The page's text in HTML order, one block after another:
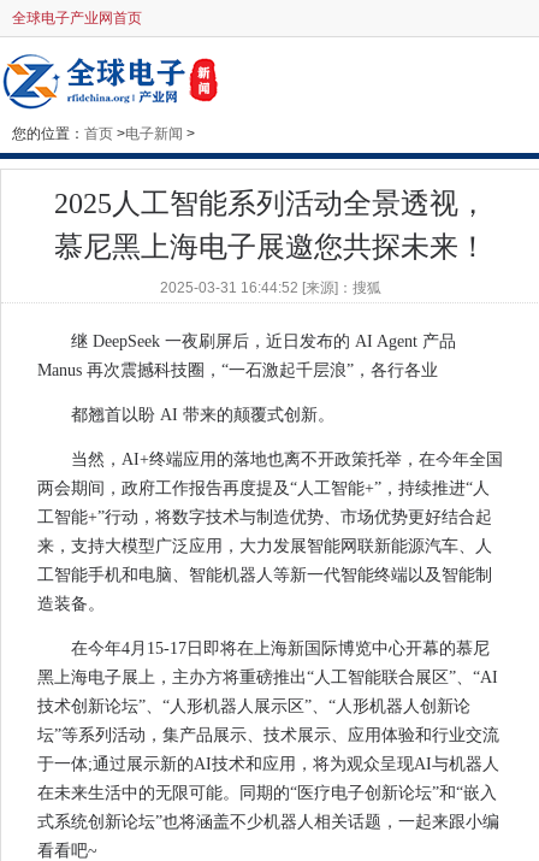
全球电子产业网首页
您的位置： 首页 >电子新闻 >
​2025人工智能系列活动全景透视，
慕尼黑上海电子展邀您共探未来！
2025-03-31 16:44:52 [来源]：搜狐
继 DeepSeek 一夜刷屏后，近日发布的 AI Agent 产品
Manus 再次震撼科技圈，“一石激起千层浪”，各行各业
都翘首以盼 AI 带来的颠覆式创新。
当然，AI+终端应用的落地也离不开政策托举，在今年全国
两会期间，政府工作报告再度提及“人工智能+”，持续推进“人
工智能+”行动，将数字技术与制造优势、市场优势更好结合起
来，支持大模型广泛应用，大力发展智能网联新能源汽车、人
工智能手机和电脑、智能机器人等新一代智能终端以及智能制
造装备。
在今年4月15-17日即将在上海新国际博览中心开幕的慕尼
黑上海电子展上，主办方将重磅推出“人工智能联合展区”、“AI
技术创新论坛”、“人形机器人展示区”、“人形机器人创新论
坛”等系列活动，集产品展示、技术展示、应用体验和行业交流
于一体;通过展示新的AI技术和应用，将为观众呈现AI与机器人
在未来生活中的无限可能。同期的“医疗电子创新论坛”和“嵌入
式系统创新论坛”也将涵盖不少机器人相关话题，一起来跟小编
看看吧~